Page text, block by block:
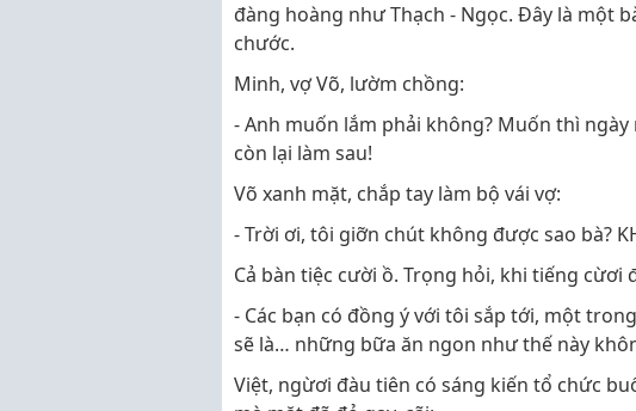
đàng hoàng như Thạch - Ngọc. Đây là một
chước.
Minh, vợ Võ, lườm chồng:
- Anh muốn lắm phải không? Muốn thì
còn lại làm sau!
Võ xanh mặt, chắp tay làm bộ vái vợ:
- Trời ơi, tôi giỡn chút không được sao bà?
Cả bàn tiệc cười ồ. Trọng hỏi, khi tiếng cừơi
- Các bạn có đồng ý với tôi sắp tới, một
sẽ là… những bữa ăn ngon như thế này
Việt, ngừơi đàu tiên có sáng kiến tổ chức